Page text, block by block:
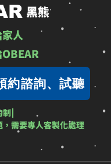
黑熊
人
約諮詢、試聽
制
，需要專人客製化處理